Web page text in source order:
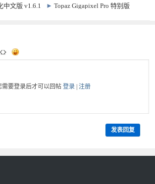
理软件
Win/Mac 20.4.1.18862
中文版 v1.6.1
►Topaz Gigapixel Pro 特别版
需要登录后才可以回帖登录 |注册
发表回复